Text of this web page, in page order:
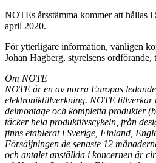
NOTEs årsstämma kommer att hållas
april 2020.
För ytterligare information, vänligen
Johan Hagberg, styrelsens
Om NOTE
NOTE är en av norra Europas
elektroniktillverkning. NOTE tillverkar
delmontage och kompletta produkter
täcker hela produktlivscykeln, från
finns etablerat i Sverige, Finland,
Försäljningen de senaste 12
och antalet anställda i koncernen är